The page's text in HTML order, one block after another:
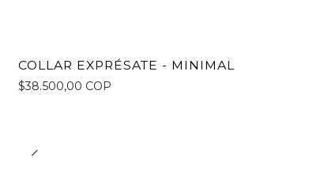
COLLAR EXPRÉSATE - MINIMAL
$38.500,00 COP